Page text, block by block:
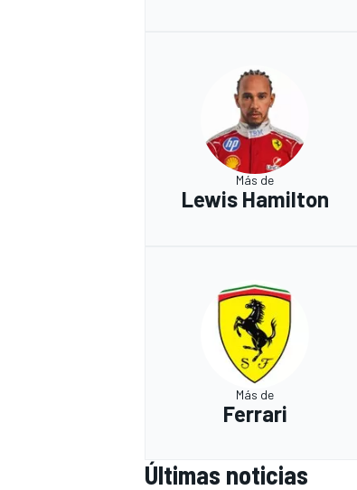
Más de
Lewis Hamilton
Más de
Ferrari
Últimas noticias